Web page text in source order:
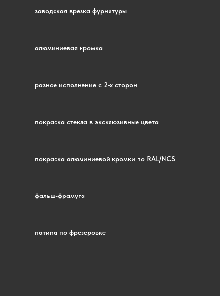
заводская врезка фурнитуры
алюминиевая кромка
разное исполнение с 2-х сторон
покраска стекла в эксклюзивные цвета
покраска алюминиевой кромки по RAL/NCS
фальш-фрамуга
патина по фрезеровке